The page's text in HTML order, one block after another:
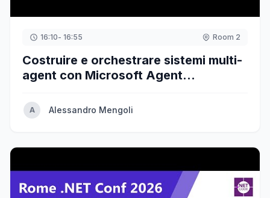
16:10- 16:55 Room 2
Costruire e orchestrare sistemi multi-
agent con Microsoft Agent
A Alessandro Mengoli